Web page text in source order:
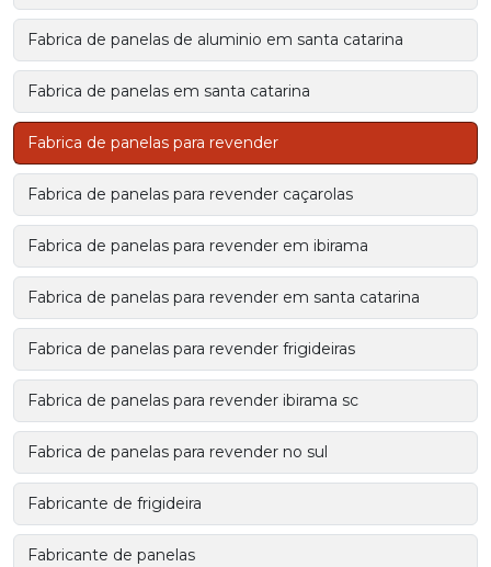
Fabrica de panelas de aluminio em santa catarina
Fabrica de panelas em santa catarina
Fabrica de panelas para revender
Fabrica de panelas para revender caçarolas
Fabrica de panelas para revender em ibirama
Fabrica de panelas para revender em santa catarina
Fabrica de panelas para revender frigideiras
Fabrica de panelas para revender ibirama sc
Fabrica de panelas para revender no sul
Fabricante de frigideira
Fabricante de panelas